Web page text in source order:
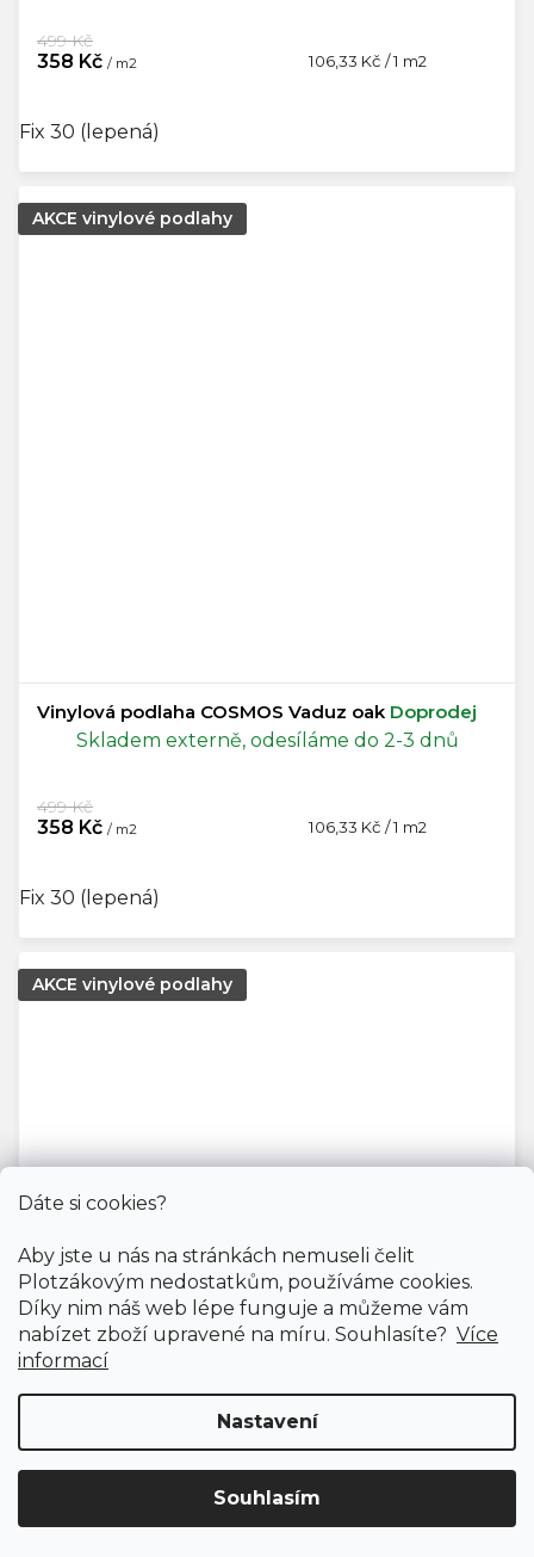
Dáte si cookies?
Aby jste u nás na stránkách nemuseli čelit
Plotzákovým nedostatkům, používáme cookies.
Díky nim náš web lépe funguje a můžeme vám
nabízet zboží upravené na míru. Souhlasíte? Více
informací
Nastavení
Souhlasím
358 Kč / m2
499 Kč
Měrná
106,33 Kč / 1 m2
Fix 30 (lepená)
AKCE vinylové podlahy
Vinylová podlaha COSMOS Vaduz oak Doprodej
Skladem externě, odesíláme do 2-3 dnů
358 Kč / m2
499 Kč
Měrná
106,33 Kč / 1 m2
Fix 30 (lepená)
AKCE vinylové podlahy
Skladem externě, odesíláme do 2-3 dnů